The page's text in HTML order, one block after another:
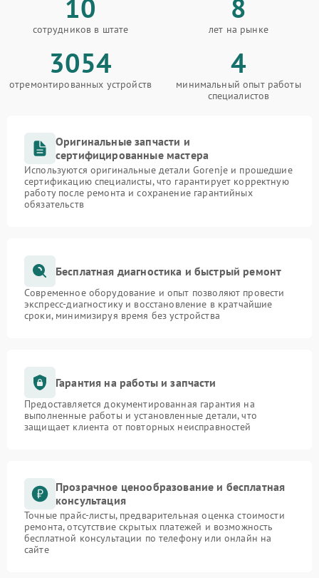
10
сотрудников в штате
8
лет на рынке
3054
отремонтированных устройств
4
минимальный опыт работы
специалистов
Оригинальные запчасти и
сертифицированные мастера
Используются оригинальные детали Gorenje и прошедшие
сертификацию специалисты, что гарантирует корректную
работу после ремонта и сохранение гарантийных
обязательств
Бесплатная диагностика и быстрый ремонт
Современное оборудование и опыт позволяют провести
экспресс-диагностику и восстановление в кратчайшие
сроки, минимизируя время без устройства
Гарантия на работы и запчасти
Предоставляется документированная гарантия на
выполненные работы и установленные детали, что
защищает клиента от повторных неисправностей
Прозрачное ценообразование и бесплатная
консультация
Точные прайс-листы, предварительная оценка стоимости
ремонта, отсутствие скрытых платежей и возможность
бесплатной консультации по телефону или онлайн на
сайте